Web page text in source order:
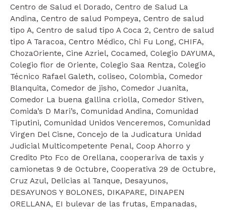
Centro de Salud el Dorado, Centro de Salud La
Andina, Centro de salud Pompeya, Centro de salud
tipo A, Centro de salud tipo A Coca 2, Centro de salud
tipo A Taracoa, Centro Médico, Chi Fu Long, CHIFA,
ChozaOriente, Cine Azriel, Cocamed, Colegio DAYUMA,
Colegio flor de Oriente, Colegio Saa Rentza, Colegio
Técnico Rafael Galeth, coliseo, Colombia, Comedor
Blanquita, Comedor de jisho, Comedor Juanita,
Comedor La buena gallina criolla, Comedor Stiven,
Comida’s D Mari’s, Comunidad Andina, Comunidad
Tiputini, Comunidad Unidos Venceremos, Comunidad
Virgen Del Cisne, Concejo de la Judicatura Unidad
Judicial Multicompetente Penal, Coop Ahorro y
Credito Pto Fco de Orellana, cooperariva de taxis y
camionetas 9 de Octubre, Cooperativa 29 de Octubre,
Cruz Azul, Delicias al Tanque, Desayunos,
DESAYUNOS Y BOLONES, DIKAPARE, DINAPEN
ORELLANA, EI bulevar de las frutas, Empanadas,